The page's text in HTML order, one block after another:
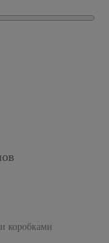
коробками